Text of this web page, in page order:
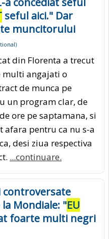
seful aici." Dar
muncitorului
)
din Florenta a trecut
multi angajati o
de munca pe
un program clar, de
ore pe saptamana, si
afara pentru ca nu s-a
desi ziua respectiva
...continuare.
controversate
Mondiale: "EU
foarte multi negri